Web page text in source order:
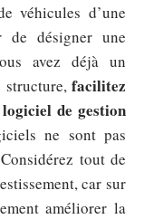
véhicules d’une
de désigner une
avez déjà un
structure, facilitez
de gestion
ne sont pas
tout de
car sur
améliorer la